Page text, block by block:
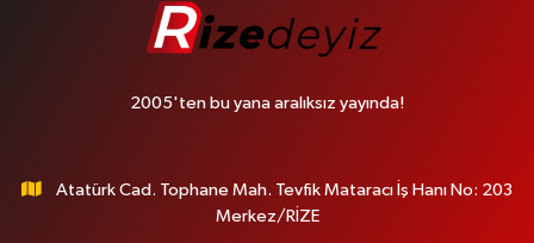
2005'ten bu yana aralıksız yayında!
Atatürk Cad. Tophane Mah. Tevfik Mataracı İş Hanı No: 203
Merkez/RİZE